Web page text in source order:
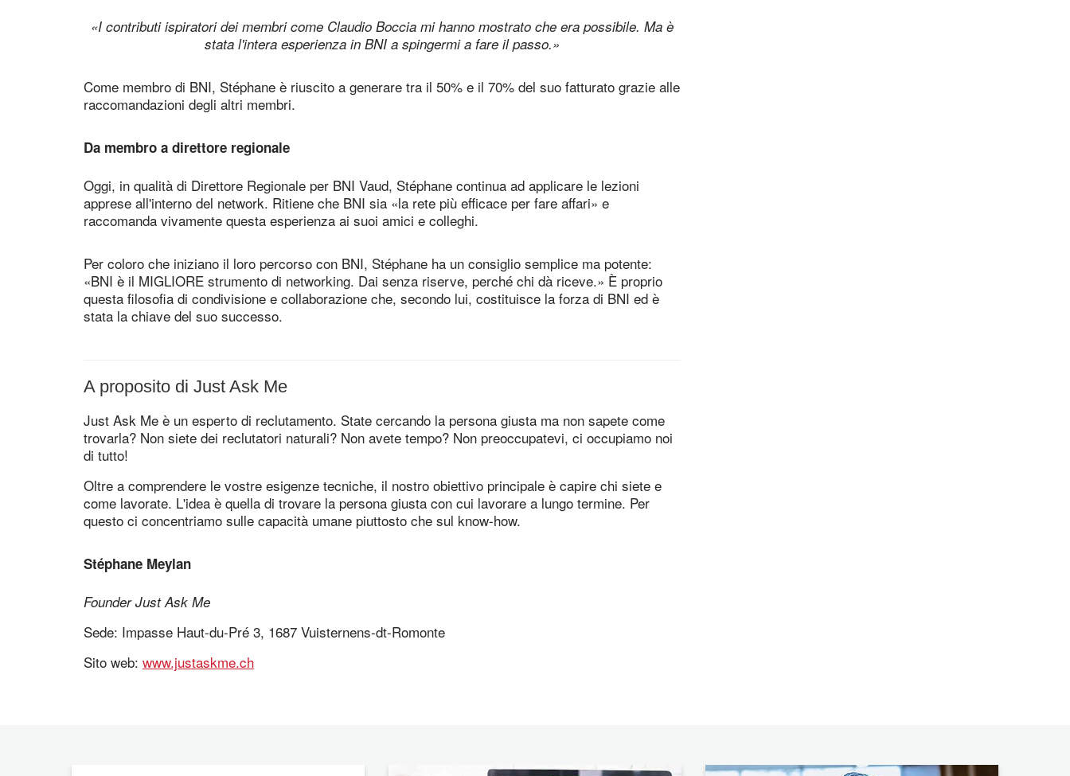
«I contributi ispiratori dei membri come Claudio Boccia mi hanno mostrato che era possibile. Ma è
stata l'intera esperienza in BNI a spingermi a fare il passo.»
Come membro di BNI, Stéphane è riuscito a generare tra il 50% e il 70% del suo fatturato grazie alle
raccomandazioni degli altri membri.
Da membro a direttore regionale
Oggi, in qualità di Direttore Regionale per BNI Vaud, Stéphane continua ad applicare le lezioni
apprese all'interno del network. Ritiene che BNI sia «la rete più efficace per fare affari» e
raccomanda vivamente questa esperienza ai suoi amici e colleghi.
Per coloro che iniziano il loro percorso con BNI, Stéphane ha un consiglio semplice ma potente:
«BNI è il MIGLIORE strumento di networking. Dai senza riserve, perché chi dà riceve.» È proprio
questa filosofia di condivisione e collaborazione che, secondo lui, costituisce la forza di BNI ed è
stata la chiave del suo successo.
A proposito di Just Ask Me
Just Ask Me è un esperto di reclutamento. State cercando la persona giusta ma non sapete come
trovarla? Non siete dei reclutatori naturali? Non avete tempo? Non preoccupatevi, ci occupiamo noi
di tutto!
Oltre a comprendere le vostre esigenze tecniche, il nostro obiettivo principale è capire chi siete e
come lavorate. L'idea è quella di trovare la persona giusta con cui lavorare a lungo termine. Per
questo ci concentriamo sulle capacità umane piuttosto che sul know-how.
Stéphane Meylan
Founder Just Ask Me
Sede: Impasse Haut-du-Pré 3, 1687 Vuisternens-dt-Romonte
Sito web: www.justaskme.ch